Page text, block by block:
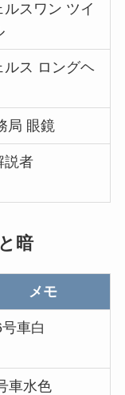
ルスワン ツイ
ルス ロングヘ
局 眼鏡
説者
暗
メモ
車白
車水色